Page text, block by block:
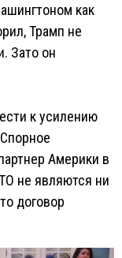
как
Трамп не
Зато он
к усилению
Америки в
не являются ни
договор